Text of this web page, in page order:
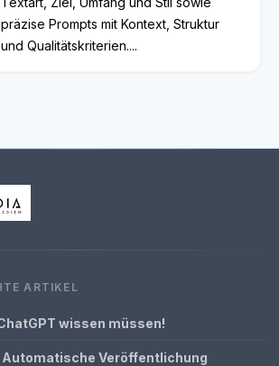
präzise Prompts mit Kontext, Struktur
und Qualitätskriterien....
ARTIKEL
wissen müssen!
Automatische Veröffentlichung